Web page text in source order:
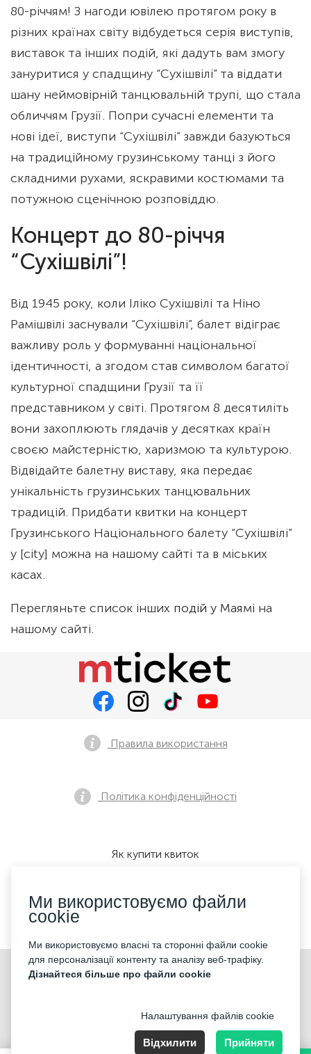
Ми використовуємо файли
cookie
Ми використовуємо власні та сторонні файли cookie
для персоналізації контенту та аналізу веб-трафіку.
Дізнайтеся більше про файли cookie
Налаштування файлів cookie
Відхилити Прийняти
80-річчям! З нагоди ювілею протягом року в
різних країнах світу відбудеться серія виступів,
виставок та інших подій, які дадуть вам змогу
зануритися у спадщину “Сухішвілі” та віддати
шану неймовірній танцювальній трупі, що стала
обличчям Грузії. Попри сучасні елементи та
нові ідеї, виступи “Сухішвілі” завжди базуються
на традиційному грузинському танці з його
складними рухами, яскравими костюмами та
потужною сценічною розповіддю.
Концерт до 80-річчя
“Сухішвілі”!
Від 1945 року, коли Іліко Сухішвілі та Ніно
Рамішвілі заснували “Сухішвілі”, балет відіграє
важливу роль у формуванні національної
ідентичності, а згодом став символом багатої
культурної спадщини Грузії та її
представником у світі. Протягом 8 десятиліть
вони захоплюють глядачів у десятках країн
своєю майстерністю, харизмою та культурою.
Відвідайте балетну виставу, яка передає
унікальність грузинських танцювальних
традицій. Придбати квитки на концерт
Грузинського Національного балету “Сухішвілі”
у [city] можна на нашому сайті та в міських
касах.
Перегляньте список інших подій у Маямі на
нашому сайті.
©2026 «KONTRAMARKA LLC» Всі права захищені
Правила використання
Політика конфіденційності
Як купити квиток
Ми приймаємо: